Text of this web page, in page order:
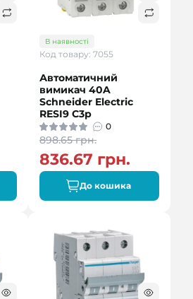
В наявності
Код товару: 7055
Автоматичний
вимикач 40A
Schneider Electric
RESI9 C3р
0
898.65 грн.
836.67 грн.
До кошика